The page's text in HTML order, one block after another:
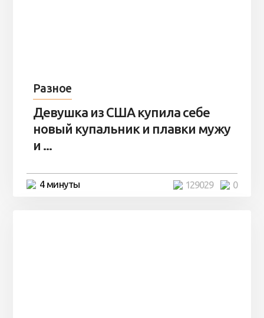
Разное
Девушка из США купила себе
новый купальник и плавки мужу
и ...
4 минуты 0
129029